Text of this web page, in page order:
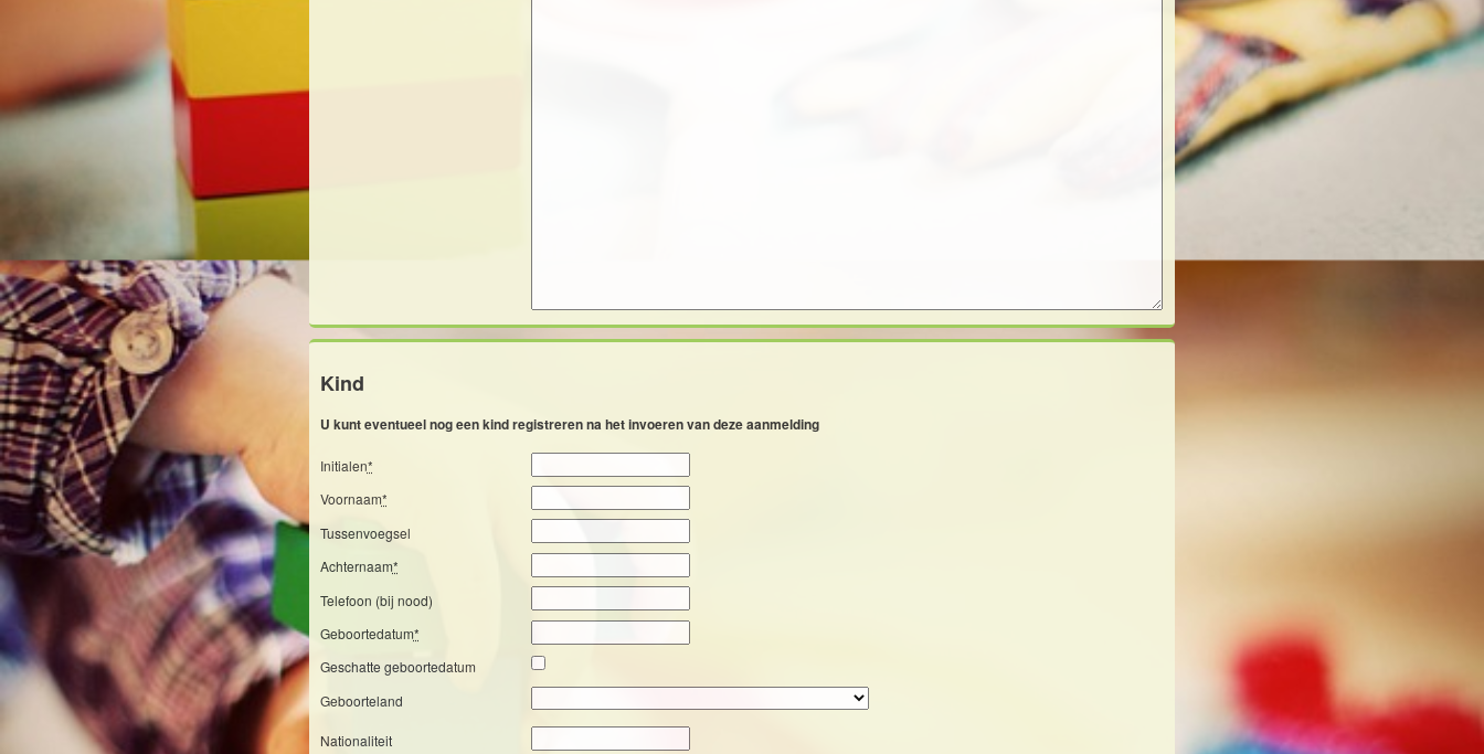
Kind
U kunt eventueel nog een kind registreren na het invoeren van deze aanmelding
Initialen*
Voornaam*
Tussenvoegsel
Achternaam*
Telefoon (bij nood)
Geboortedatum*
Geschatte geboortedatum
Geboorteland
Nationaliteit